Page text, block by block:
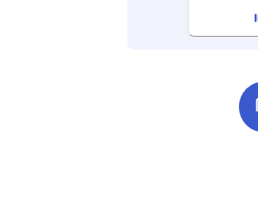
こちらは送信専用